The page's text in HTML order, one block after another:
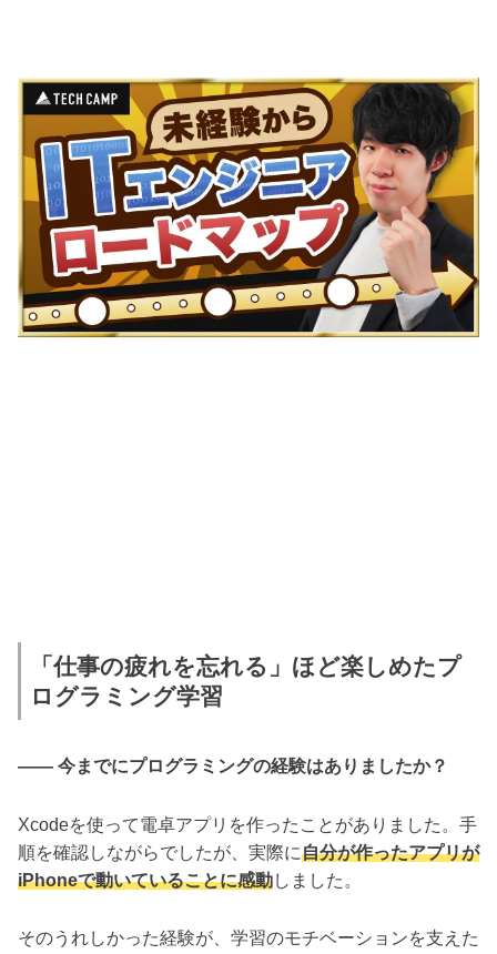
「仕事の疲れを忘れる」ほど楽しめたプ
ログラミング学習
―― 今までにプログラミングの経験はありましたか？
Xcodeを使って電卓アプリを作ったことがありました。手
順を確認しながらでしたが、実際に自分が作ったアプリが
iPhoneで動いていることに感動しました。
そのうれしかった経験が、学習のモチベーションを支えた